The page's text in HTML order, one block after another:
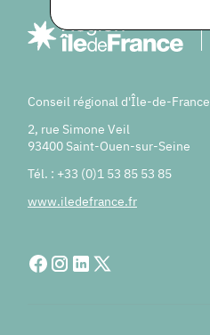
Conseil régional d'Île-de-France
2, rue Simone Veil
93400 Saint-Ouen-sur-Seine
Tél. : +33 (0)1 53 85 53 85
www.iledefrance.fr